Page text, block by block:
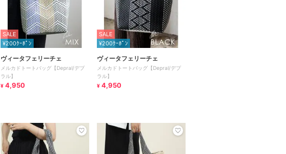
SALE
¥200ｸｰﾎﾟﾝ
ヴィータフェリーチェ
メルカドトートバッグ【Depral/デプ
ラル】
¥ 4,950
SALE
¥200ｸｰﾎﾟﾝ
ヴィータフェリーチェ
メルカドトートバッグ【Depral/デプ
ラル】
¥ 4,950